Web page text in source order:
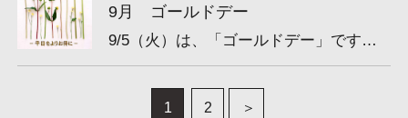
9月 ゴールドデー
9/5（火）は、「ゴールドデー」です。 65歳以上の方は特別料金でゴルフができる、大変お得な日です！ （月１...
1 2